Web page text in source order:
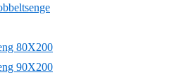
80X200
90X200